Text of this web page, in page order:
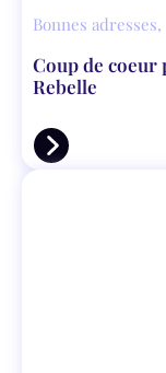
Bonnes adresses,
Coup de coeur
Rebelle